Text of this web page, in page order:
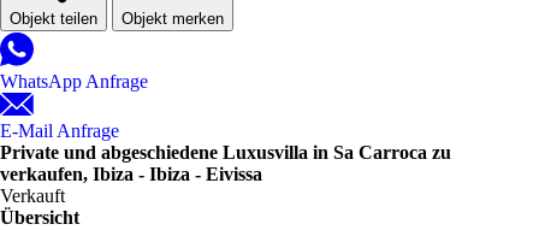
Objekt teilen Objekt merken
WhatsApp Anfrage
E-Mail Anfrage
Private und abgeschiedene Luxusvilla in Sa Carroca zu
verkaufen, Ibiza - Ibiza - Eivissa
Verkauft
Übersicht